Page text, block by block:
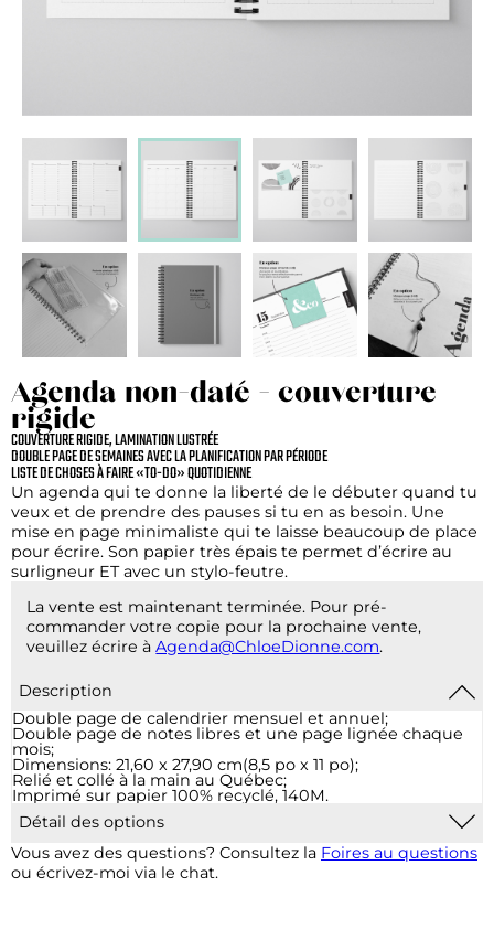
Agenda non-daté - couverture
rigide
COUVERTURE RIGIDE, LAMINATION LUSTRÉE
DOUBLE PAGE DE SEMAINES AVEC LA PLANIFICATION PAR PÉRIODE
LISTE DE CHOSES À FAIRE «TO-DO» QUOTIDIENNE
Un agenda qui te donne la liberté de le débuter quand tu
veux et de prendre des pauses si tu en as besoin. Une
mise en page minimaliste qui te laisse beaucoup de place
pour écrire. Son papier très épais te permet d’écrire au
surligneur ET avec un stylo-feutre.
La vente est maintenant terminée. Pour pré-
commander votre copie pour la prochaine vente,
veuillez écrire àAgenda@ChloeDionne.com.
Description
Double page de calendrier mensuel et annuel;
Double page de notes libres et une page lignée chaque
mois;
Dimensions: 21,60 x 27,90 cm(8,5 po x 11 po);
Relié et collé à la main au Québec;
Imprimé sur papier 100% recyclé, 140M.
Détail des options
1 pochette plastique :Pour 2$, ajout d'une pochette de
vinyle transparent à la fin de votre agenda qui vous
permet d’insérer des documents supplémentaires.
Vous avez des questions? Consultez la Foires au questions
ou écrivez-moi via le chat.